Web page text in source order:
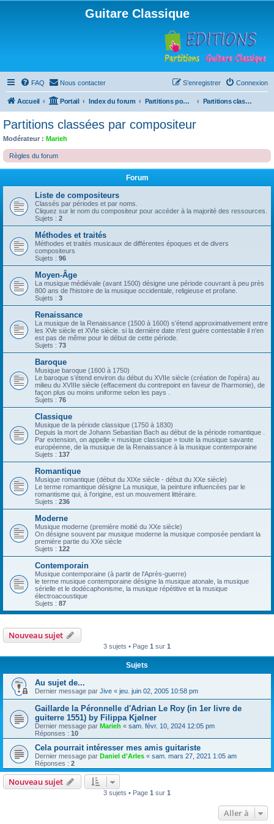
Guitare Classique
FAQ Nous contacter Connexion
S’enregistrer
Accueil Portail Index du forum Partitions pour guitare en libre téléchargement Partitions classées par compositeur
Partitions classées par compositeur
Modérateur : Marieh
Règles du forum
Forum
Liste de compositeurs
Classés par périodes et par noms.
Cliquez sur le nom du compositeur pour accéder à la majorité des ressources.
Sujets : 2
Méthodes et traités
Méthodes et traités musicaux de différentes époques et de divers
compositeurs
Sujets : 96
Moyen-Âge
La musique médiévale (avant 1500) désigne une période couvrant à peu près
800 ans de l'histoire de la musique occidentale, religieuse et profane.
Sujets : 3
Renaissance
La musique de la Renaissance (1500 à 1600) s’étend approximativement entre
les XVe siècle et XVIe siècle. si la dernière date n'est guère contestable il n'en
est pas de même pour le début de cette période.
Sujets : 73
Baroque
Musique baroque (1600 à 1750)
Le baroque s’étend environ du début du XVIIe siècle (création de l'opéra) au
milieu du XVIIIe siècle (effacement du contrepoint en faveur de l'harmonie), de
façon plus ou moins uniforme selon les pays .
Sujets : 76
Classique
Musique de la période classique (1750 à 1830)
Depuis la mort de Johann Sebastian Bach au début de la période romantique .
Par extension, on appelle « musique classique » toute la musique savante
européenne, de la musique de la Renaissance à la musique contemporaine
Sujets : 137
Romantique
Musique romantique (début du XIXe siècle - début du XXe siècle)
Le terme romantique désigne La musique, la peinture influencées par le
romantisme qui, à l'origine, est un mouvement littéraire.
Sujets : 236
Moderne
Musique moderne (première moitié du XXe siècle)
On désigne souvent par musique moderne la musique composée pendant la
première partie du XXe siècle
Sujets : 122
Contemporain
Musique contemporaine (à partir de l'Après-guerre)
le terme musique contemporaine désigne la musique atonale, la musique
sérielle et le dodécaphonisme, la musique répétitive et la musique
électroacoustique
Sujets : 87
Nouveau sujet
3 sujets • Page 1 sur 1
Sujets
Au sujet de...
Dernier message par Jive « jeu. juin 02, 2005 10:58 pm
Gaillarde la Péronnelle d'Adrian Le Roy (in 1er livre de
guiterre 1551) by Filippa Kjølner
Dernier message par Marieh « sam. févr. 10, 2024 12:05 pm
Réponses : 10
Cela pourrait intéresser mes amis guitariste
Dernier message par Daniel d'Arles « sam. mars 27, 2021 1:05 am
Réponses : 2
Nouveau sujet
3 sujets • Page 1 sur 1
Aller à